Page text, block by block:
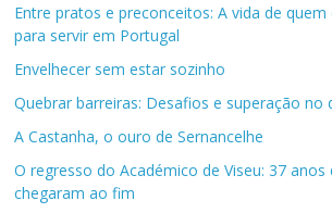
Entre pratos e preconceitos: A vida de
para servir em Portugal
Envelhecer sem estar sozinho
Quebrar barreiras: Desafios e superação no
A Castanha, o ouro de Sernancelhe
O regresso do Académico de Viseu: 37 anos
chegaram ao fim